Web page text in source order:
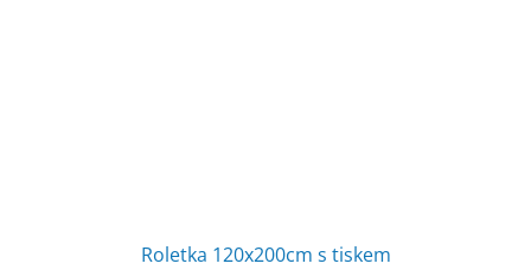
Roletka 120x200cm s tiskem